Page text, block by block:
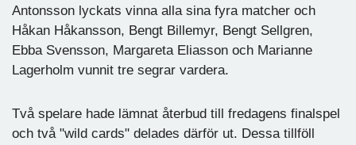
Antonsson lyckats vinna alla sina fyra matcher och
Håkan Håkansson, Bengt Billemyr, Bengt Sellgren,
Ebba Svensson, Margareta Eliasson och Marianne
Lagerholm vunnit tre segrar vardera.
Två spelare hade lämnat återbud till fredagens finalspel
och två "wild cards" delades därför ut. Dessa tillföll